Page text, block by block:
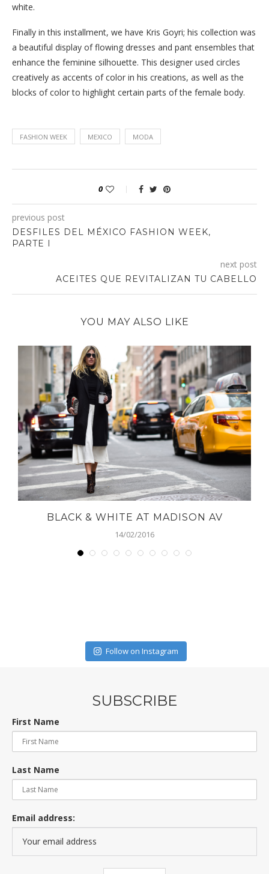
white.
Finally in this installment, we have Kris Goyri; his collection was
a beautiful display of flowing dresses and pant ensembles that
enhance the feminine silhouette. This designer used circles
creatively as accents of color in his creations, as well as the
blocks of color to highlight certain parts of the female body.
FASHION WEEK MEXICO MODA
0
previous post
DESFILES DEL MÉXICO FASHION WEEK,
PARTE I
next post
ACEITES QUE REVITALIZAN TU CABELLO
YOU MAY ALSO LIKE
BLACK & WHITE AT MADISON AV
14/02/2016
Follow on Instagram
SUBSCRIBE
First Name
Last Name
Email address: